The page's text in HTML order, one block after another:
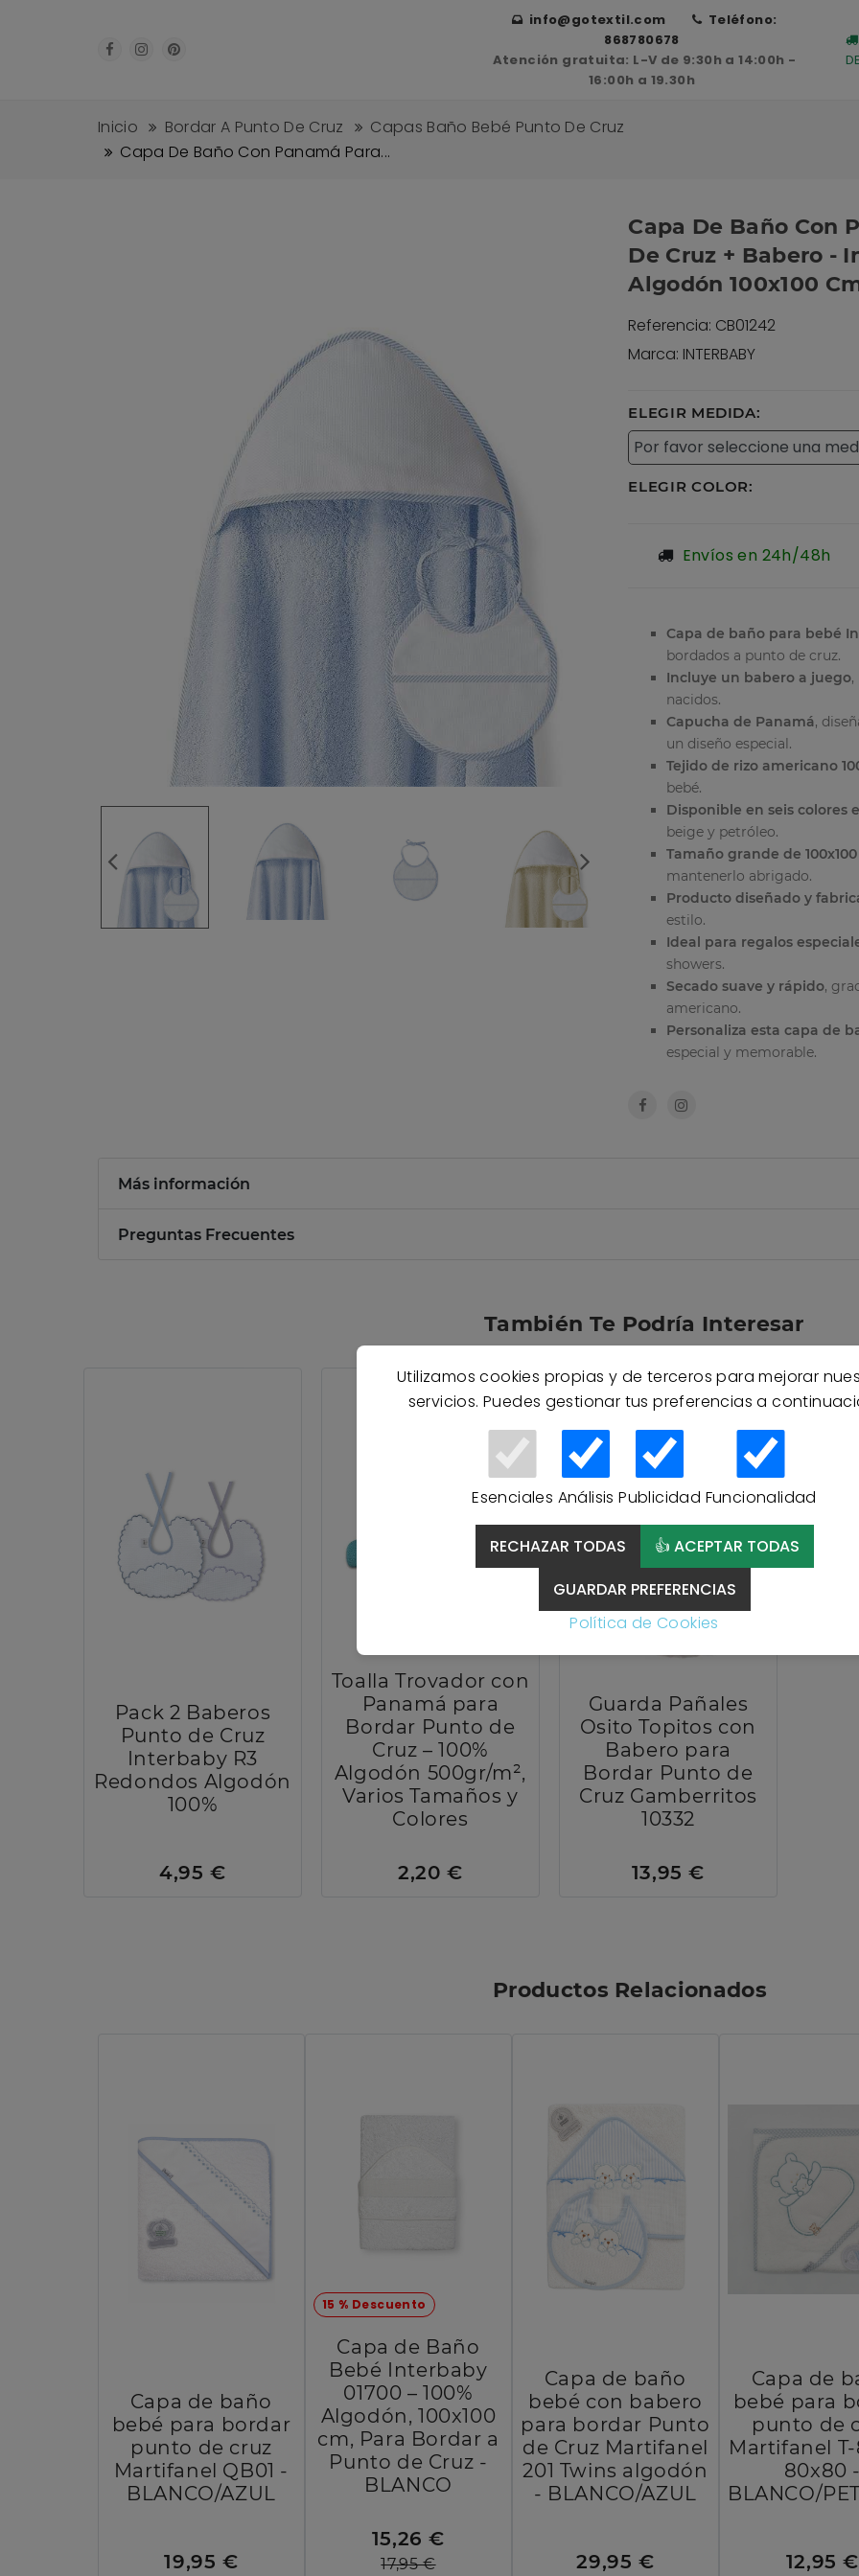
Utilizamos cookies propias y de terceros para mejorar
servicios. Puedes gestionar tus preferencias a
Esenciales Análisis Publicidad Funcionalidad
RECHAZAR TODAS
👍 ACEPTAR TODAS
GUARDAR PREFERENCIAS
Política de Cookies
info@gotextil.com
Teléfono:
868780678
Atención gratuita: L-V de 9:30h a 14:00h -
16:00h a 19.30h
Inicio Bordar A Punto De Cruz
Capas Baño Bebé Punto De Cruz
Capa De Baño Con Panamá Para...
Capa De Baño Con
De Cruz + Babero -
Algodón 100x100
Referencia: CB01242
Marca: INTERBABY
ELEGIR MEDIDA:
ELEGIR COLOR:
Envíos en 24h/48h
Capa de baño para bebé
bordados a punto de cruz.
Incluye un babero a juego
nacidos.
Capucha de Panamá,
un diseño especial.
Tejido de rizo americano
bebé.
Disponible en seis colores
beige y petróleo.
Tamaño grande de
mantenerlo abrigado.
Producto diseñado y
estilo.
Ideal para regalos
showers.
Secado suave y rápido,
americano.
Personaliza esta capa de
especial y memorable.
Más información
Preguntas Frecuentes
También Te Podría Interesar
Pack 2 Baberos
Punto de Cruz
Interbaby R3
Redondos Algodón
100%
4,95 €
Toalla Trovador con
Panamá para
Bordar Punto de
Cruz – 100%
Algodón 500gr/m²,
Varios Tamaños y
Colores
2,20 €
Guarda Pañales
Osito Topitos con
Babero para
Bordar Punto de
Cruz Gamberritos
10332
13,95 €
Productos Relacionados
Capa de baño
bebé para bordar
punto de cruz
Martifanel QB01 -
BLANCO/AZUL
19,95 €
15 % Descuento
Capa de Baño
Bebé Interbaby
01700 – 100%
Algodón, 100x100
cm, Para Bordar a
Punto de Cruz -
BLANCO
15,26 €
17,95 €
Capa de baño
bebé con babero
para bordar Punto
de Cruz Martifanel
201 Twins algodón
- BLANCO/AZUL
29,95 €
Capa de
bebé para
punto de
Martifanel
80x80 -
BLANCO/
12,95 €